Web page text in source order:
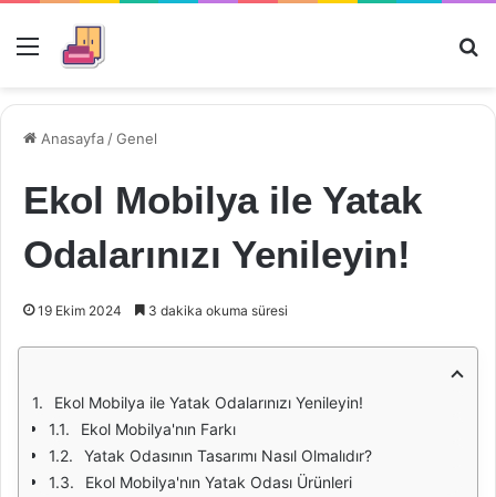
Menü
Anasayfa /Genel
Ekol Mobilya ile Yatak
Odalarınızı Yenileyin!
19 Ekim 2024 3 dakika okuma süresi
Ekol Mobilya ile Yatak Odalarınızı Yenileyin!
Ekol Mobilya'nın Farkı
Yatak Odasının Tasarımı Nasıl Olmalıdır?
Ekol Mobilya'nın Yatak Odası Ürünleri